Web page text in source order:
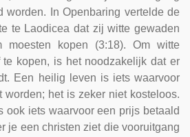
worden. In Openbaring vertelde de
te Laodicea dat zij witte gewaden
kopen (3:18). Om witte
kopen, is het noodzakelijk dat er
Een heilig leven is iets waarvoor
worden; het is zeker niet kosteloos.
ook iets waarvoor een prijs betaald
je een christen ziet die vooruitgang